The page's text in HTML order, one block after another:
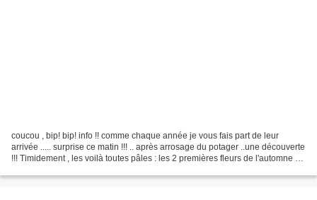
coucou , bip! bip! info !! comme chaque année je vous fais part de leur
arrivée ..... surprise ce matin !!! .. après arrosage du potager ..une découverte
!!! Timidement , les voilà toutes pâles : les 2 premières fleurs de l'automne -